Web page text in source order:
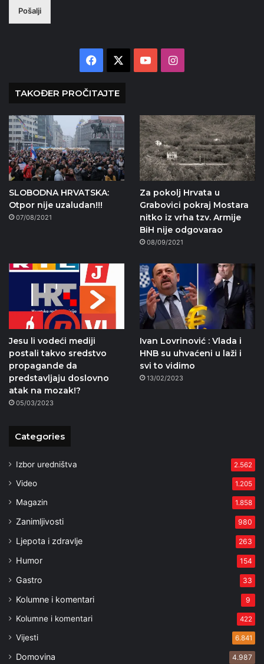
Pošalji
Facebook YouTubeInstagram
TAKOĐER PROČITAJTE
SLOBODNA HRVATSKA:
Otpor nije uzaludan!!!
07/08/2021
Za pokolj Hrvata u
Grabovici pokraj Mostara
nitko iz vrha tzv. Armije
BiH nije odgovarao
08/09/2021
Jesu li vodeći mediji
postali takvo sredstvo
propagande da
predstavljaju doslovno
atak na mozak!?
05/03/2023
Ivan Lovrinović : Vlada i
HNB su uhvaćeni u laži i
svi to vidimo
13/02/2023
Categories
Izbor uredništva 2.562
Video 1.205
Magazin 1.858
Zanimljivosti 980
Ljepota i zdravlje 263
Humor 154
Gastro 33
Kolumne i komentari 9
Kolumne i komentari 422
Vijesti 6.841
Domovina 4.987